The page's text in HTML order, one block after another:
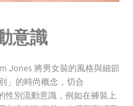
意識
Jones 將男女裝的風格與細節
」的時尚概念，切合
性別流動意識，例如在褲裝上